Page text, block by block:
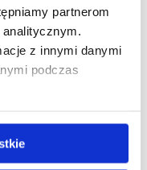
partnerom
z innymi danymi
podczas
Resonance
2023, 13(3),
M, Ostrogórska M.
mózgu u wspinaczy
spektroskopii
Fizyk Medyczny 2023